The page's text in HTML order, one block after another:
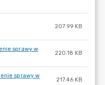
207.99 KB
sprawy w
220.18 KB
sprawy w
217.46 KB